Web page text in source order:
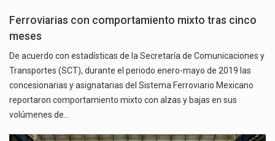
Ferroviarias con comportamiento mixto tras cinco
meses
De acuerdo con estadísticas de la Secretaría de Comunicaciones y
Transportes (SCT), durante el periodo enero-mayo de 2019 las
concesionarias y asignatarias del Sistema Ferroviario Mexicano
reportaron comportamiento mixto con alzas y bajas en sus
volúmenes de…